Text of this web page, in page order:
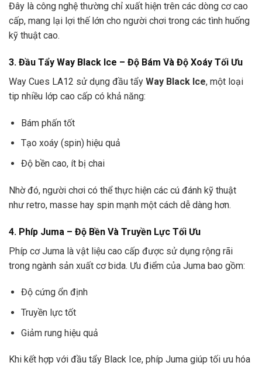
Đây là công nghệ thường chỉ xuất hiện trên các dòng cơ cao
cấp, mang lại lợi thế lớn cho người chơi trong các tình huống
kỹ thuật cao.
3. Đầu Tẩy Way Black Ice – Độ Bám Và Độ Xoáy Tối Ưu
Way Cues LA12 sử dụng đầu tẩy Way Black Ice, một loại
tip nhiều lớp cao cấp có khả năng:
Bám phấn tốt
Tạo xoáy (spin) hiệu quả
Độ bền cao, ít bị chai
Nhờ đó, người chơi có thể thực hiện các cú đánh kỹ thuật
như retro, masse hay spin mạnh một cách dễ dàng hơn.
4. Phíp Juma – Độ Bền Và Truyền Lực Tối Ưu
Phíp cơ Juma là vật liệu cao cấp được sử dụng rộng rãi
trong ngành sản xuất cơ bida. Ưu điểm của Juma bao gồm:
Độ cứng ổn định
Truyền lực tốt
Giảm rung hiệu quả
Khi kết hợp với đầu tẩy Black Ice, phíp Juma giúp tối ưu hóa